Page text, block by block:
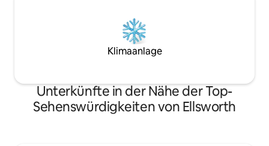
Klimaanlage
Unterkünfte in der Nähe der Top-
Sehenswürdigkeiten von Ellsworth